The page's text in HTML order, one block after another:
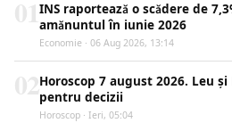
INS raportează o scădere de
amănuntul în iunie 2026
Economie · 06 Aug 2026, 13:14
Horoscop 7 august 2026. Leu și
pentru decizii
Horoscop · Ieri, 05:04